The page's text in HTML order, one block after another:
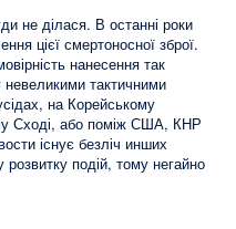
не ділася. В останні роки
цієї смертоносної зброї.
нанесення так
тактичними
на Корейському
Сході, або поміж США, КНР
існує безліч инших
розвитку подій, тому негайно